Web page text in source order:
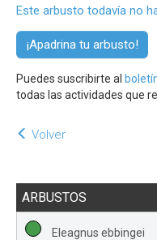
Este arbusto todavía no
¡Apadrina tu arbusto!
Puedes suscribirte al
todas las actividades que
Volver
ARBUSTOS
Eleagnus ebbingei